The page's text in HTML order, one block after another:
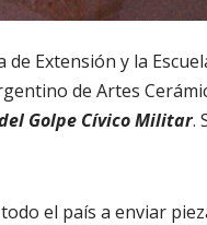
Extensión y la
de Artes
Golpe Cívico Militar.
el país a enviar